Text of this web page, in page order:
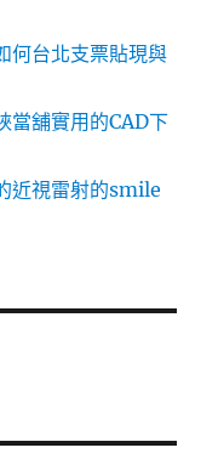
何台北支票貼現與
當舖實用的CAD下
近視雷射的smile